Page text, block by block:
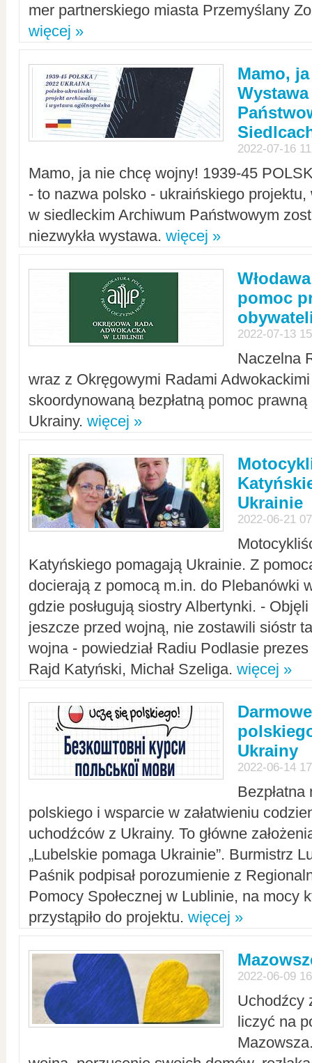
mer partnerskiego miasta Przemyślany
więcej »
Mamo,
2022-07-16
Mamo, ja nie chcę wojny! 1939-45
- to nazwa polsko - ukraińskiego
w siedleckim Archiwum Państwowym
niezwykła wystawa. więcej »
pomoc
2022-07-13
Naczelna
wraz z Okręgowymi Radami Adwokackimi
skoordynowaną bezpłatną pomoc
Ukrainy. więcej »
Ukrainie
2022-06-21
Katyńskiego pomagają Ukrainie. Z
docierają z pomocą m.in. do Plebanówki
gdzie posługują siostry Albertynki. -
jeszcze przed wojną, nie zostawili sióstr
wojna - powiedział Radiu Podlasie
Rajd Katyński, Michał Szeliga. więcej »
Ukrainy
2022-06-14
polskiego i wsparcie w załatwieniu
uchodźców z Ukrainy. To główne
„Lubelskie pomaga Ukrainie”. Burmistrz
Paśnik podpisał porozumienie z
Pomocy Społecznej w Lublinie, na mocy
przystąpiło do projektu. więcej »
2022-06-09
Uchodźcy
liczyć na